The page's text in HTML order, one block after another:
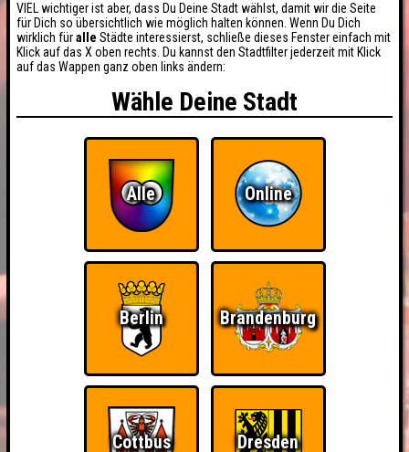
VIEL wichtiger ist aber, dass Du Deine Stadt wählst, damit wir die Seite
für Dich so übersichtlich wie möglich halten können. Wenn Du Dich
wirklich füralle Städte interessierst, schließe dieses Fenster einfach mit
Klick auf das X oben rechts. Du kannst den Stadtfilter jederzeit mit Klick
auf das Wappen ganz oben links ändern:
Wähle Deine Stadt
Alle Online
Berlin Brandenburg
Cottbus Dresden